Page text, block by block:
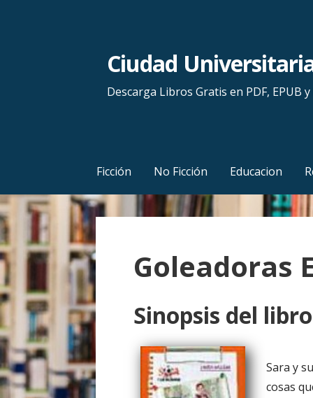
n
t
e
n
i
d
o
Ciudad
Descarga Libros Gratis en PDF, EPUB y
Ficción No Ficción Educacion
Goleadoras
Sinopsis del libro
Sara y
cosas